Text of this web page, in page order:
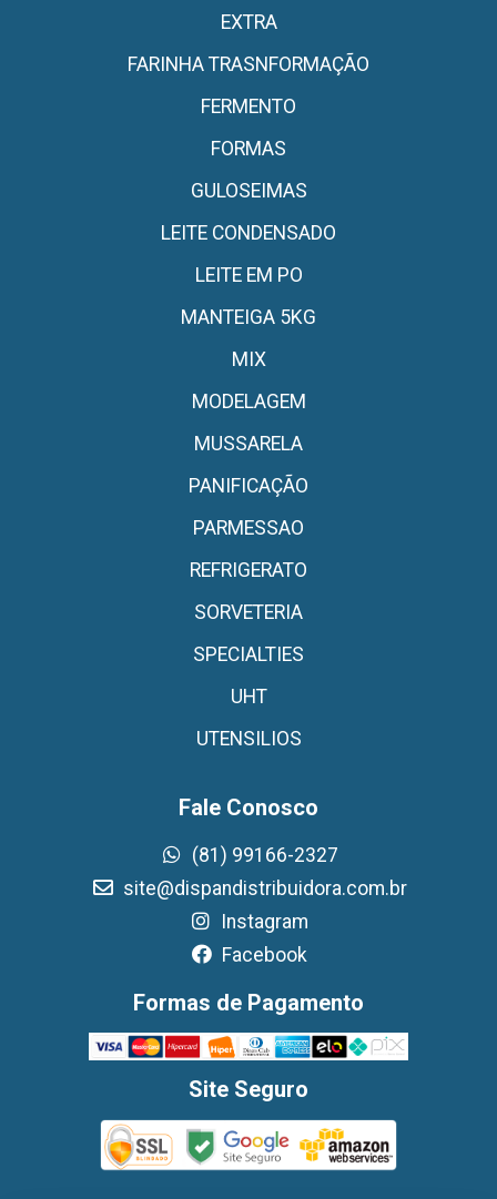
EXTRA
FARINHA TRASNFORMAÇÃO
FERMENTO
FORMAS
GULOSEIMAS
LEITE CONDENSADO
LEITE EM PO
MANTEIGA 5KG
MIX
MODELAGEM
MUSSARELA
PANIFICAÇÃO
PARMESSAO
REFRIGERATO
SORVETERIA
SPECIALTIES
UHT
UTENSILIOS
Fale Conosco
(81) 99166-2327
site@dispandistribuidora.com.br
Instagram
Facebook
Formas de Pagamento
Site Seguro